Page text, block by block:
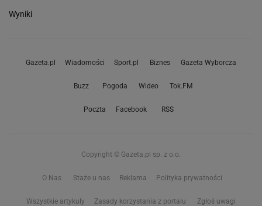
Wyniki
Gazeta.pl Wiadomości Sport.pl Biznes Gazeta Wyborcza
Buzz Pogoda Wideo Tok.FM
Poczta Facebook RSS
Copyright © Gazeta.pl sp. z o.o.
O Nas Staże u nas Reklama Polityka prywatności
Wszystkie artykuły Zasady korzystania z portalu Zgłoś uwagi